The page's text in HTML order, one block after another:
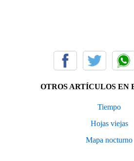
OTROS ARTÍCULOS EN
Tiempo
Hojas viejas
Mapa nocturno